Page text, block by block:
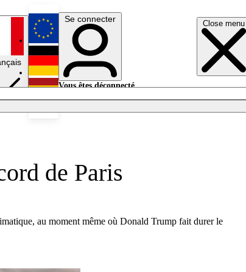
Close menu
English
Deutsch
Se connecter
Vous êtes déconnecté.
de Paris
au moment même où Donald Trump fait durer le